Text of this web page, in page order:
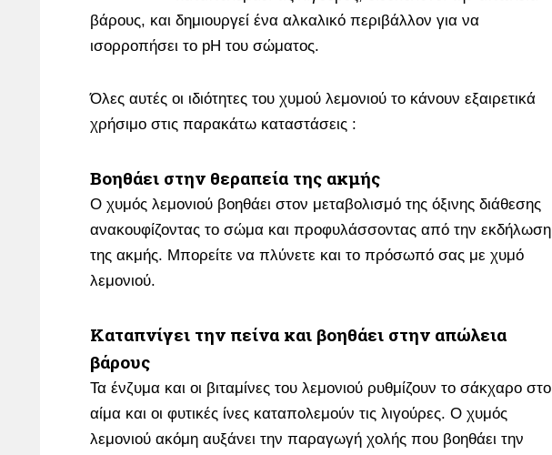
βάρους, και δημιουργεί ένα αλκαλικό περιβάλλον για να
ισορροπήσει το pH του σώματος.
Όλες αυτές οι ιδιότητες του χυμού λεμονιού το κάνουν εξαιρετικά
χρήσιμο στις παρακάτω καταστάσεις :
Βοηθάει στην θεραπεία της ακμής
Ο χυμός λεμονιού βοηθάει στον μεταβολισμό της όξινης διάθεσης
ανακουφίζοντας το σώμα και προφυλάσσοντας από την εκδήλωση
της ακμής. Μπορείτε να πλύνετε και το πρόσωπό σας με χυμό
λεμονιού.
Καταπνίγει την πείνα και βοηθάει στην απώλεια
βάρους
Τα ένζυμα και οι βιταμίνες του λεμονιού ρυθμίζουν το σάκχαρο στο
αίμα και οι φυτικές ίνες καταπολεμούν τις λιγούρες. Ο χυμός
λεμονιού ακόμη αυξάνει την παραγωγή χολής που βοηθάει την